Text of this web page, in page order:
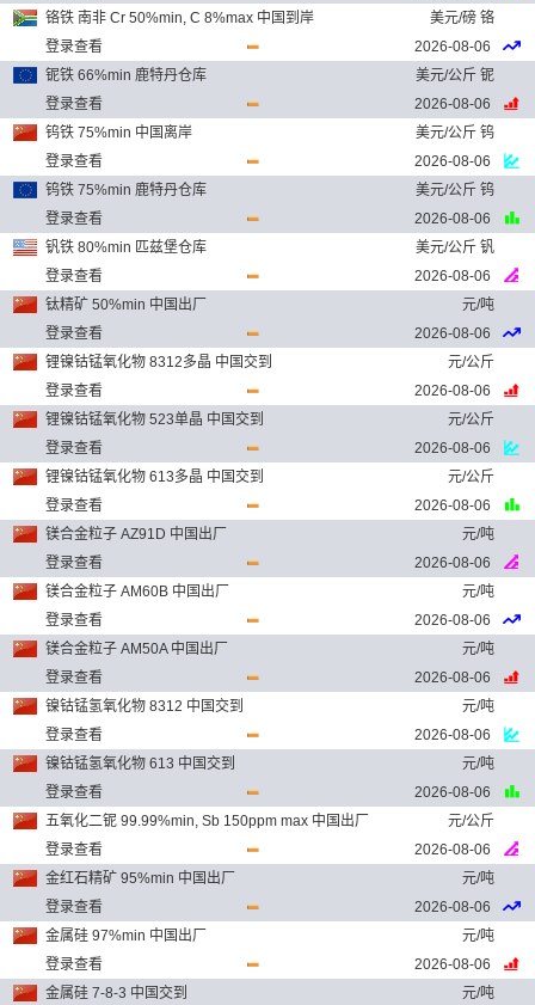
铬铁 南非 Cr 50%min, C 8%max 中国到岸
美元/磅 铬
登录查看
2026-08-06
铌铁 66%min 鹿特丹仓库
美元/公斤 铌
登录查看
2026-08-06
钨铁 75%min 中国离岸
美元/公斤 钨
登录查看
2026-08-06
钨铁 75%min 鹿特丹仓库
美元/公斤 钨
登录查看
2026-08-06
钒铁 80%min 匹兹堡仓库
美元/公斤 钒
登录查看
2026-08-06
钛精矿 50%min 中国出厂
元/吨
登录查看
2026-08-06
锂镍钴锰氧化物 8312多晶 中国交到
元/公斤
登录查看
2026-08-06
锂镍钴锰氧化物 523单晶 中国交到
元/公斤
登录查看
2026-08-06
锂镍钴锰氧化物 613多晶 中国交到
元/公斤
登录查看
2026-08-06
镁合金粒子 AZ91D 中国出厂
元/吨
登录查看
2026-08-06
镁合金粒子 AM60B 中国出厂
元/吨
登录查看
2026-08-06
镁合金粒子 AM50A 中国出厂
元/吨
登录查看
2026-08-06
镍钴锰氢氧化物 8312 中国交到
元/吨
登录查看
2026-08-06
镍钴锰氢氧化物 613 中国交到
元/吨
登录查看
2026-08-06
五氧化二铌 99.99%min, Sb 150ppm max 中国出厂
元/公斤
登录查看
2026-08-06
金红石精矿 95%min 中国出厂
元/吨
登录查看
2026-08-06
金属硅 97%min 中国出厂
元/吨
登录查看
2026-08-06
金属硅 7-8-3 中国交到
元/吨